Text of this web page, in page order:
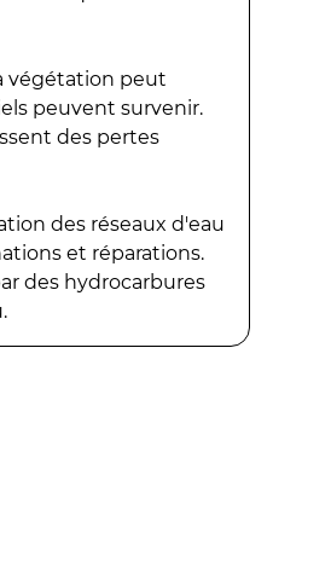
végétation peut
peuvent survenir.
des pertes
des réseaux d'eau
et réparations.
des hydrocarbures